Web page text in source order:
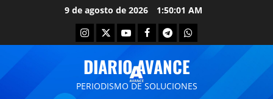
9 de agosto de 2026 1:50:01 AM
DIARIO AVANCE
PERIODISMO DE SOLUCIONES